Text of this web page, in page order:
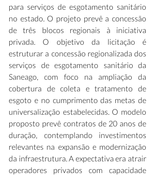
para serviços de esgotamento sanitário
no estado. O projeto prevê a concessão
de três blocos regionais à iniciativa
privada. O objetivo da licitação é
estruturar a concessão regionalizada dos
serviços de esgotamento sanitário da
Saneago, com foco na ampliação da
cobertura de coleta e tratamento de
esgoto e no cumprimento das metas de
universalização estabelecidas. O modelo
proposto prevê contratos de 20 anos de
duração, contemplando investimentos
relevantes na expansão e modernização
da infraestrutura. A expectativa era atrair
operadores privados com capacidade